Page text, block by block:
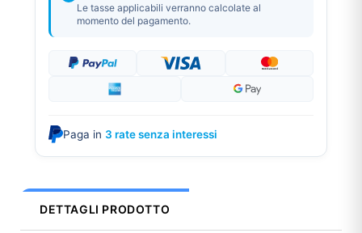
Le tasse applicabili verranno calcolate al
momento del pagamento.
Paga in 3 rate senza interessi
DETTAGLI PRODOTTO